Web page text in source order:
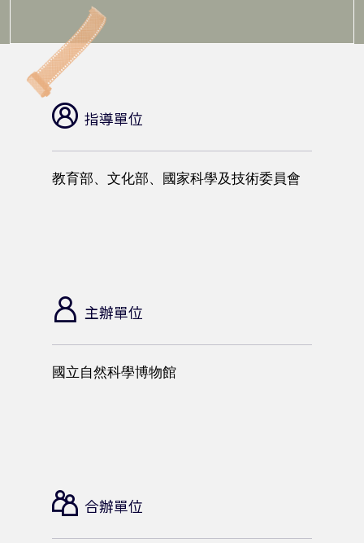
指導單位
教育部、文化部、國家科學及技術委員會
主辦單位
國立自然科學博物館
合辦單位